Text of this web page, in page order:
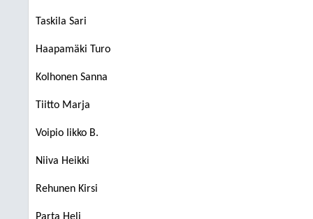
Taskila Sari
Haapamäki Turo
Kolhonen Sanna
Tiitto Marja
Voipio Iikko B.
Niiva Heikki
Rehunen Kirsi